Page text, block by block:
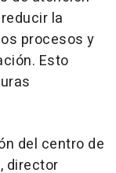
la
procesos y
Esto
del centro de
director